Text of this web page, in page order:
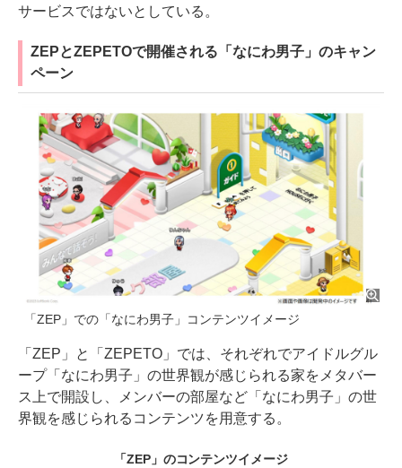
サービスではないとしている。
ZEPとZEPETOで開催される「なにわ男子」のキャン
ペーン
「ZEP」での「なにわ男子」コンテンツイメージ
「ZEP」と「ZEPETO」では、それぞれでアイドルグル
ープ「なにわ男子」の世界観が感じられる家をメタバー
ス上で開設し、メンバーの部屋など「なにわ男子」の世
界観を感じられるコンテンツを用意する。
「ZEP」のコンテンツイメージ